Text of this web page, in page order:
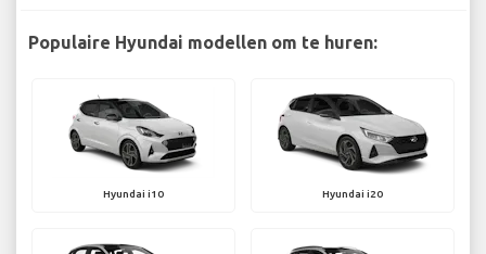
Populaire Hyundai modellen om te huren:
Hyundai i10 Hyundai i20